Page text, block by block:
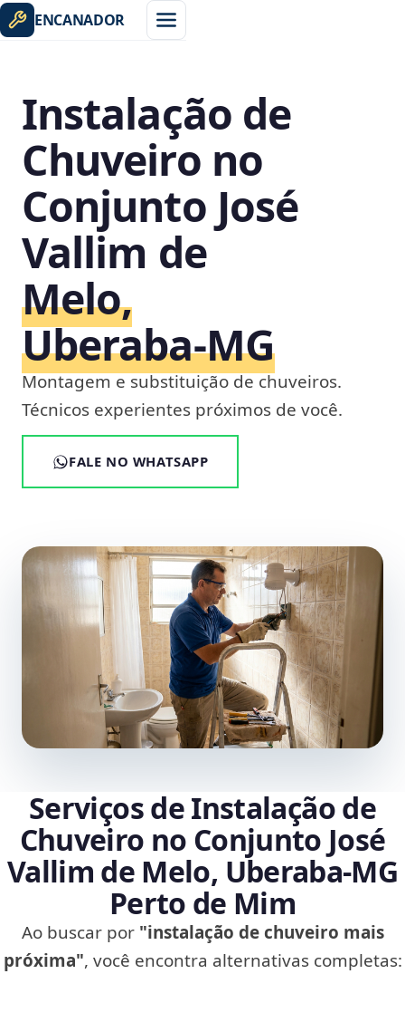
ENCANADOR
Instalação de
Chuveiro no
Conjunto José
Vallim de
Melo,
Uberaba‑MG
Montagem e substituição de chuveiros.
Técnicos experientes próximos de você.
FALE NO WHATSAPP
Serviços de Instalação de
Chuveiro no Conjunto José
Vallim de Melo, Uberaba‑MG
Perto de Mim
Ao buscar por "instalação de chuveiro mais
próxima", você encontra alternativas completas: